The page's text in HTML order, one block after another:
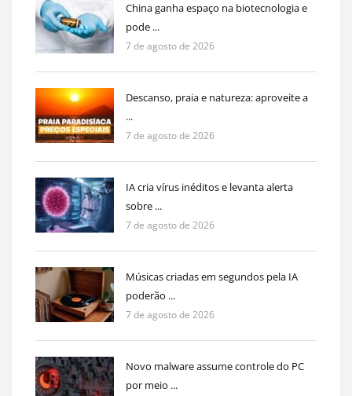
China ganha espaço na biotecnologia e
pode ...
7 de agosto de 2026
Descanso, praia e natureza: aproveite a
...
7 de agosto de 2026
IA cria vírus inéditos e levanta alerta
sobre ...
7 de agosto de 2026
Músicas criadas em segundos pela IA
poderão ...
7 de agosto de 2026
Novo malware assume controle do PC
por meio ...